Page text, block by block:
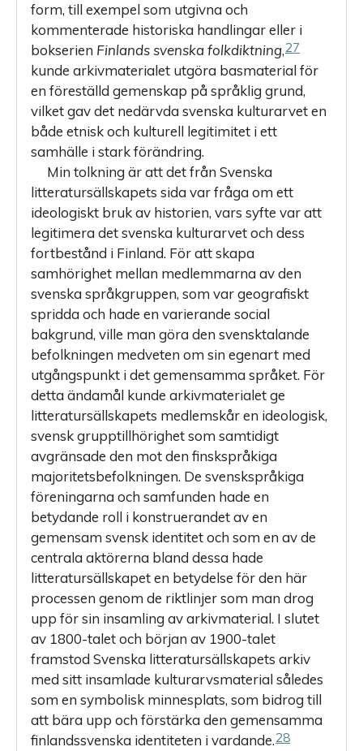
form, till exempel som utgivna och
kommenterade historiska handlingar eller i
bokserien Finlands svenska folkdiktning,27
kunde arkivmaterialet utgöra basmaterial för
en föreställd gemenskap på språklig grund,
vilket gav det nedärvda svenska kulturarvet en
både etnisk och kulturell legitimitet i ett
samhälle i stark förändring.
Min tolkning är att det från Svenska
litteratursällskapets sida var fråga om ett
ideologiskt bruk av historien, vars syfte var att
legitimera det svenska kulturarvet och dess
fortbestånd i Finland. För att skapa
samhörighet mellan medlemmarna av den
svenska språkgruppen, som var geografiskt
spridda och hade en varierande social
bakgrund, ville man göra den svensktalande
befolkningen medveten om sin egenart med
utgångspunkt i det gemensamma språket. För
detta ändamål kunde arkivmaterialet ge
litteratursällskapets medlemskår en ideologisk,
svensk grupptillhörighet som samtidigt
avgränsade den mot den finskspråkiga
majoritetsbefolkningen. De svenskspråkiga
föreningarna och samfunden hade en
betydande roll i konstruerandet av en
gemensam svensk identitet och som en av de
centrala aktörerna bland dessa hade
litteratursällskapet en betydelse för den här
processen genom de riktlinjer som man drog
upp för sin insamling av arkivmaterial. I slutet
av 1800-talet och början av 1900-talet
framstod Svenska litte­ratursällskapets arkiv
med sitt insamlade kulturarvsmaterial således
som en symbolisk minnesplats, som bidrog till
att bära upp och förstärka den gemensamma
finlandssvenska identiteten i vardande.28